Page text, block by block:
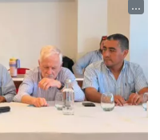
...